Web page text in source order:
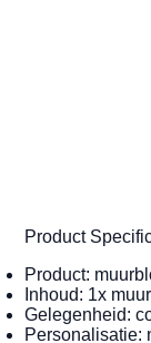
Product
Product:
Inhoud: 1x
Gelegenheid:
Personalisatie: